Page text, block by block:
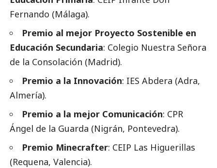
Fernando (Málaga).
Premio al mejor Proyecto Sostenible en
Educación Secundaria: Colegio Nuestra Señora
de la Consolación (Madrid).
Premio a la Innovación: IES Abdera (Adra,
Almería).
Premio a la mejor Comunicación: CPR
Ángel de la Guarda (Nigrán, Pontevedra).
Premio Minecrafter: CEIP Las Higuerillas
(Requena, Valencia).